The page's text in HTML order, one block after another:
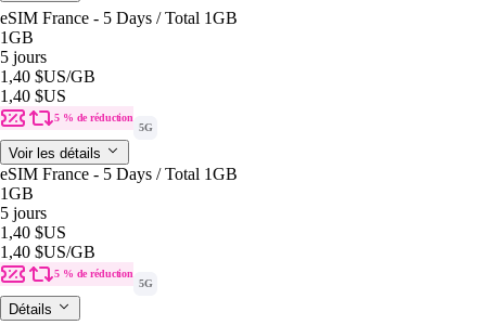
eSIM France - 5 Days / Total 1GB
1GB
5 jours
1,40 $US/GB
1,40 $US
5 % de réduction
5G
Voir les détails
eSIM France - 5 Days / Total 1GB
1GB
5 jours
1,40 $US
1,40 $US/GB
5 % de réduction
5G
Détails